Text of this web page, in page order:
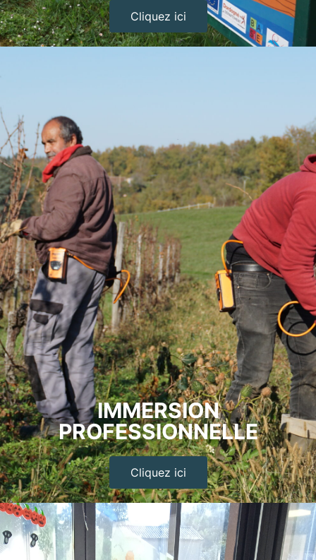
Cliquez ici
IMMERSION
PROFESSIONNELLE
Cliquez ici